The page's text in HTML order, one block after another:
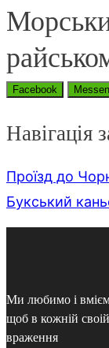
Facebook
Навігація
Проїзд до
Букський
Ми любимо і
щоб в кожній
враження